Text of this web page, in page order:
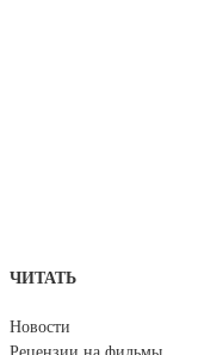
ЧИТАТЬ
Новости